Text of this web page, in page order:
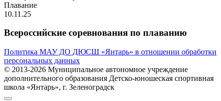
Плавание
10.11.25
Всероссийские соревнования по плаванию
Политика МАУ ДО ДЮСШ «Янтарь» в отношении обработки
персональных данных
© 2013-2026 Муниципальное автономное учреждение
дополнительного образования Детско-юношеская спортивная
школа «Янтарь», г. Зеленоградск